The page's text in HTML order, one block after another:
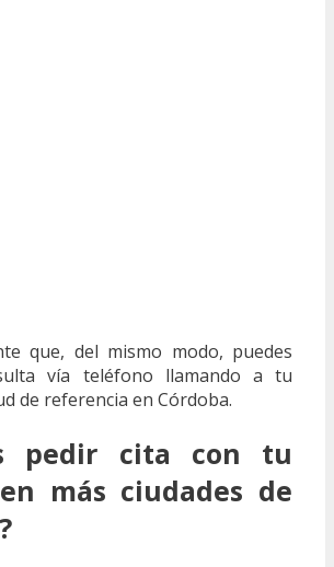
que, del mismo modo, puedes
vía teléfono llamando a tu
de referencia en Córdoba.
pedir cita con tu
más ciudades de